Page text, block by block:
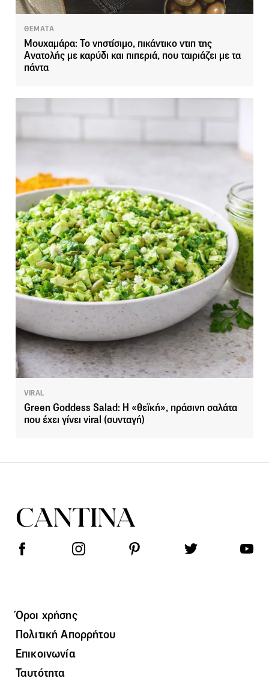
ΘΕΜΑΤΑ
Μουχαμάρα: Το νηστίσιμο, πικάντικο ντιπ της
Ανατολής με καρύδι και πιπεριά, που ταιριάζει με τα
πάντα
VIRAL
Green Goddess Salad: H «θεϊκή», πράσινη σαλάτα
που έχει γίνει viral (συνταγή)
Όροι χρήσης
Πολιτική Απορρήτου
Επικοινωνία
Ταυτότητα